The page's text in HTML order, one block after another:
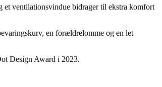
et ventilationsvindue bidrager til ekstra komfort
en forældrelomme og en let
Design Award i 2023.